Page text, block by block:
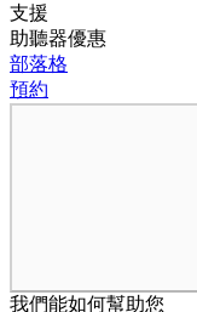
支援
助聽器優惠
部落格
預約
我們能如何幫助您